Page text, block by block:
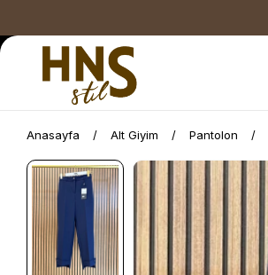
Anasayfa Alt Giyim Pantolon